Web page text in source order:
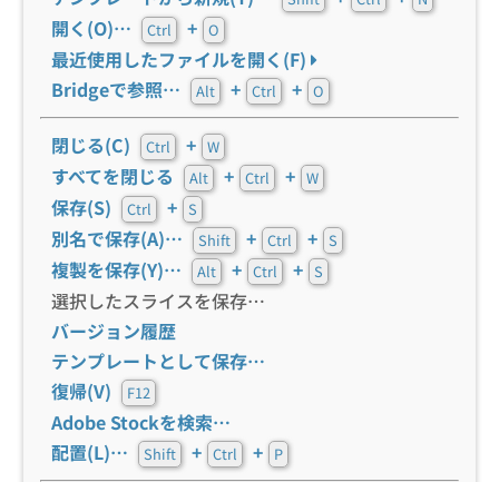
開く(O)… Ctrl + O
最近使用したファイルを開く(F)
Bridgeで参照…
Alt + Ctrl + O
閉じる(C) Ctrl + W
すべてを閉じる Alt + Ctrl + W
保存(S) Ctrl + S
別名で保存(A)… Shift + Ctrl + S
複製を保存(Y)… Alt + Ctrl + S
選択したスライスを保存…
バージョン履歴
テンプレートとして保存…
復帰(V)
F12
Adobe Stockを検索…
配置(L)…
Shift + Ctrl + P